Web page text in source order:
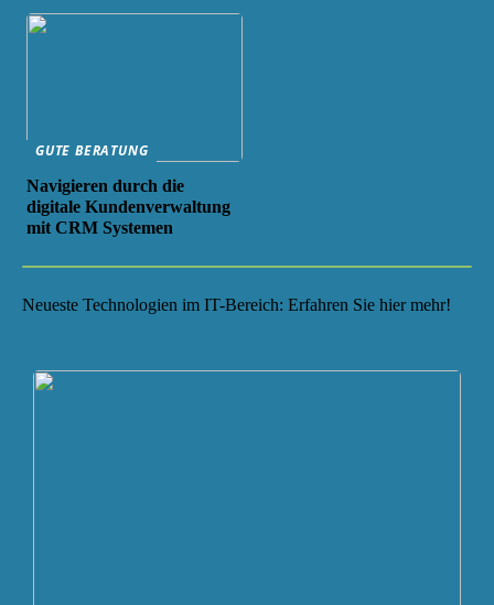
GUTE BERATUNG
Navigieren durch die
digitale Kundenverwaltung
mit CRM Systemen
Neueste Technologien im IT-Bereich: Erfahren Sie hier mehr!